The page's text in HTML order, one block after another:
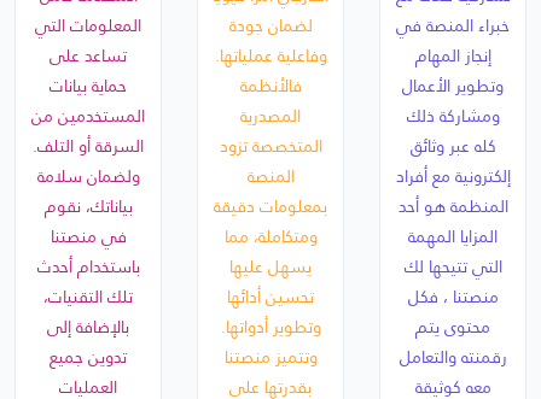
خبراء المنصة في
إنجاز المهام
وتطوير الأعمال
ومشاركة ذلك
كله عبر وثائق
إلكترونية مع أفراد
المنظمة هو أحد
المزايا المهمة
التي تتيحها لك
منصتنا ، فكل
محتوى يتم
رقمنته والتعامل
معه كوثيقة
لضمان جودة
وفاعلية عملياتها.
فالأنظمة
المصدرية
المتخصصة تزود
المنصة
بمعلومات دقيقة
ومتكاملة، مما
يسهل عليها
تحسين أدائها
وتطوير أدواتها.
وتتميز منصتنا
بقدرتها على
المعلومات التي
تساعد على
حماية بيانات
المستخدمين من
السرقة أو التلف.
ولضمان سلامة
بياناتك، نقوم
في منصتنا
باستخدام أحدث
تلك التقنيات،
بالإضافة إلى
تدوين جميع
العمليات